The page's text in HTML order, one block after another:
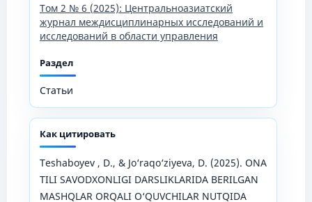
Том 2 № 6 (2025): Центральноазиатский
журнал междисциплинарных исследований и
исследований в области управления
Раздел
Статьи
Как цитировать
Teshaboyev , D., & Jo‘raqo‘ziyeva, D. (2025). ONA
TILI SAVODXONLIGI DARSLIKLARIDA BERILGAN
MASHQLAR ORQALI O‘QUVCHILAR NUTQIDA